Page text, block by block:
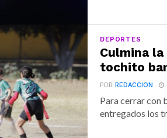
DEPORTES
Culmina
tochito
PORREDACCION
Para cerrar con
entregados los